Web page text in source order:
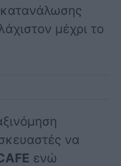
μέχρι το
να
ενώ